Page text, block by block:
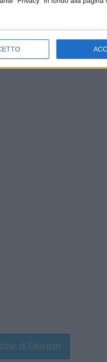
di Giuricin